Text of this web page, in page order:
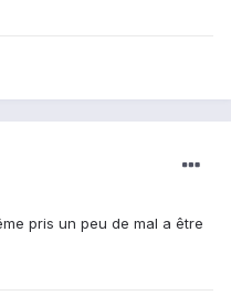
pris un peu de mal a être